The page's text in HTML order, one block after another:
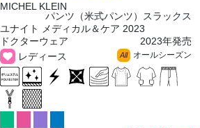
MICHEL KLEIN
パンツ（米式パンツ）スラックス
ユナイト メディカル＆ケア 2023
ドクターウェア
2023年発売
レディース
All オールシーズン